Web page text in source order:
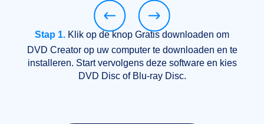
Stap 1. Klik op de knop Gratis downloaden om
DVD Creator op uw computer te downloaden en te
installeren. Start vervolgens deze software en kies
DVD Disc of Blu-ray Disc.